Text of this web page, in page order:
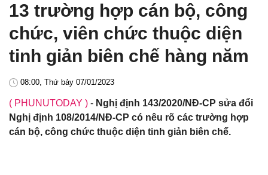
13 trường hợp cán bộ, công
chức, viên chức thuộc diện
tinh giản biên chế hàng năm
08:00, Thứ bảy 07/01/2023
( PHUNUTODAY ) - Nghị định 143/2020/NĐ-CP sửa đổi
Nghị định 108/2014/NĐ-CP có nêu rõ các trường hợp
cán bộ, công chức thuộc diện tinh giản biên chế.